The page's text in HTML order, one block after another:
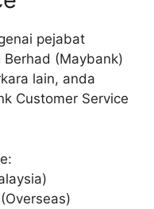
pejabat
(Maybank)
lain, anda
Customer Service